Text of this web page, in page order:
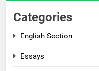
Categories
English Section
Essays